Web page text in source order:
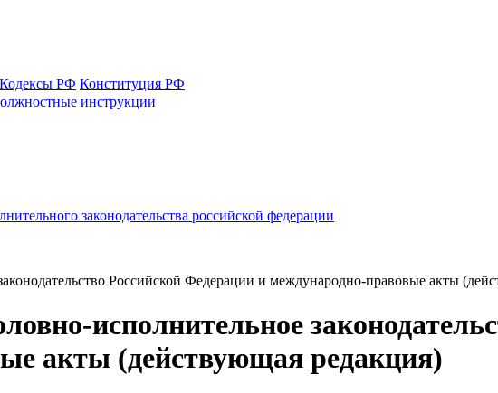
Кодексы РФ Конституция РФ
инструкции
законодательства российской федерации
Российской Федерации и международно-правовые акты
исполнительное
акты (действующая редакция)